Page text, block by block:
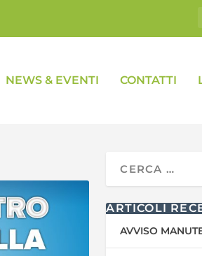
NEWS & EVENTI CONTATTI
ARTICOLI
AVVISO